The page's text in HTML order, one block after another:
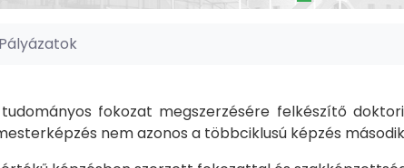
Pályázatok
fokozat megszerzésére felkészítő
nem azonos a többciklusú képzés